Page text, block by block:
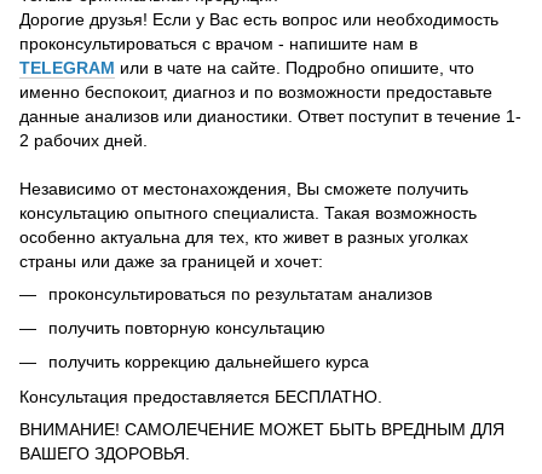
Дорогие друзья! Если у Вас есть вопрос или необходимость
проконсультироваться с врачом - напишите нам в
TELEGRAM или в чате на сайте. Подробно опишите, что
именно беспокоит, диагноз и по возможности предоставьте
данные анализов или дианостики. Ответ поступит в течение 1-
2 рабочих дней.
Независимо от местонахождения, Вы сможете получить
консультацию опытного специалиста. Такая возможность
особенно актуальна для тех, кто живет в разных уголках
страны или даже за границей и хочет:
проконсультироваться по результатам анализов
получить повторную консультацию
получить коррекцию дальнейшего курса
Консультация предоставляется БЕСПЛАТНО.
ВНИМАНИЕ! САМОЛЕЧЕНИЕ МОЖЕТ БЫТЬ ВРЕДНЫМ ДЛЯ
ВАШЕГО ЗДОРОВЬЯ.